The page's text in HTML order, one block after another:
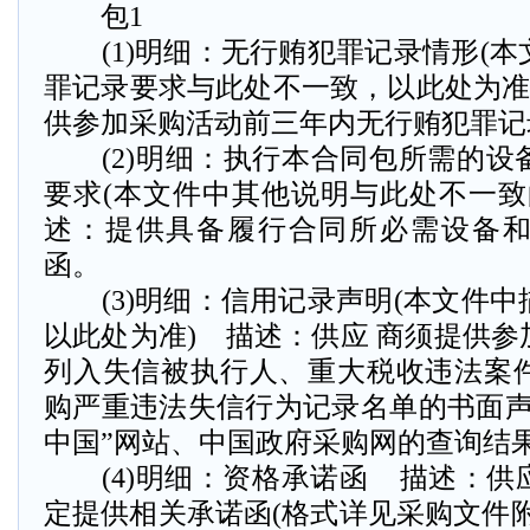
包1
(1)明细：无行贿犯罪记录情形(本
罪记录要求与此处不一致，以此处为
供参加采购活动前三年内无行贿犯罪
(2)明细：执行本合同包所需的设
要求(本文件中其他说明与此处不一
述：提供具备履行合同所必需设备
函。
(3)明细：信用记录声明(本文件中
以此处为准) 描述：供应 商须提供参
列入失信被执行人、重大税收违法案
购严重违法失信行为记录名单的书面
中国”网站、中国政府采购网的查询结
(4)明细：资格承诺函 描述：供
定提供相关承诺函(格式详见采购文件